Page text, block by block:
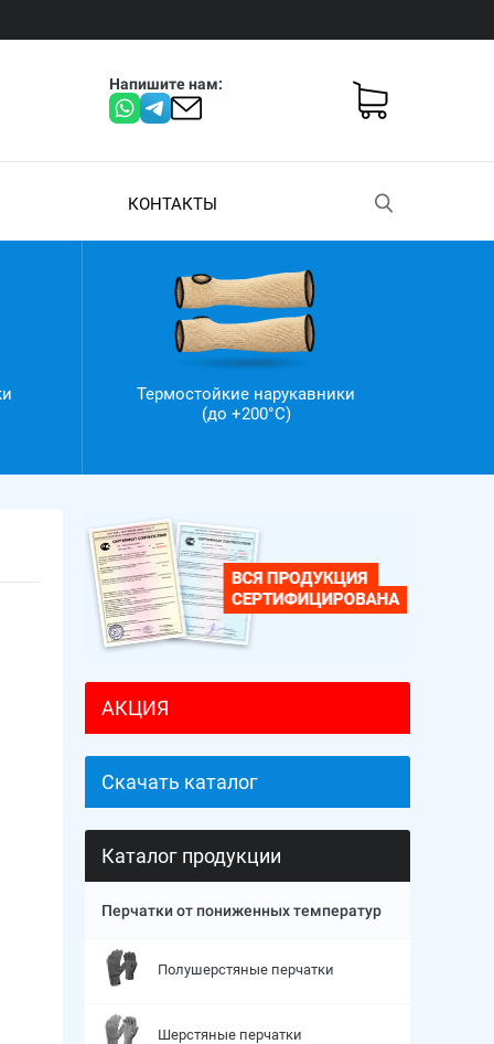
Напишите нам:
КОНТАКТЫ
Термостойкие нарукавники
(до +200°С)
АКЦИЯ
Скачать каталог
Каталог продукции
Перчатки от пониженных температур
Полушерстяные перчатки
Шерстяные перчатки